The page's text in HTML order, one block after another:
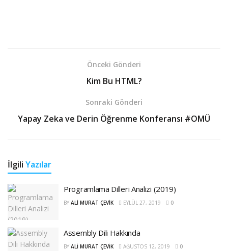
Önceki Gönderi
Kim Bu HTML?
Sonraki Gönderi
Yapay Zeka ve Derin Öğrenme Konferansı #OMÜ
İlgili Yazılar
Programlama Dilleri Analizi (2019)
BY ALI MURAT ÇEVIK EYLÜL 27, 2019 0
Assembly Dili Hakkında
BY ALI MURAT ÇEVIK AĞUSTOS 12, 2019 0